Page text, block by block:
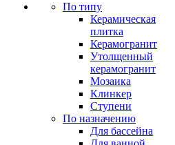
По типу
Керамическая
плитка
Керамогранит
Утолщенный
керамогранит
Мозаика
Клинкер
Ступени
По назначению
Для бассейна